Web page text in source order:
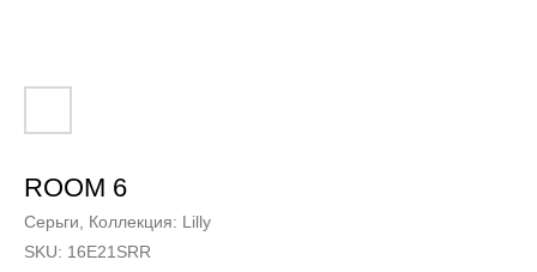
ROOM 6
Серьги, Коллекция: Lilly
SKU: 16E21SRR